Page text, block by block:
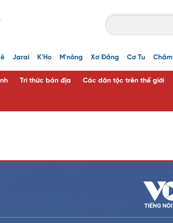
Jarai K'Ho M'nông Xơ Đăng Cơ Tu Chăm
Tri thức bản địa Các dân tộc trên thế giới